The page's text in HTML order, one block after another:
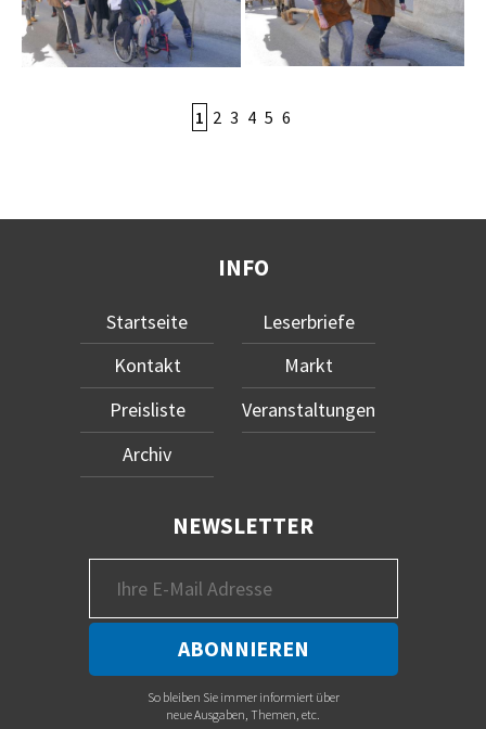
1 2 3 4 5 6
INFO
Startseite
Kontakt
Preisliste
Archiv
Leserbriefe
Markt
Veranstaltungen
NEWSLETTER
So bleiben Sie immer informiert über
neue Ausgaben, Themen, etc.